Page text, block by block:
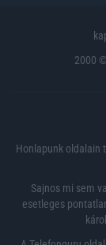
2000
Honlapunk oldalain
Sajnos mi sem
esetleges